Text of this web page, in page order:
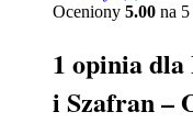
Oceniony 5.00 na
1 opinia dla
i Szafran –